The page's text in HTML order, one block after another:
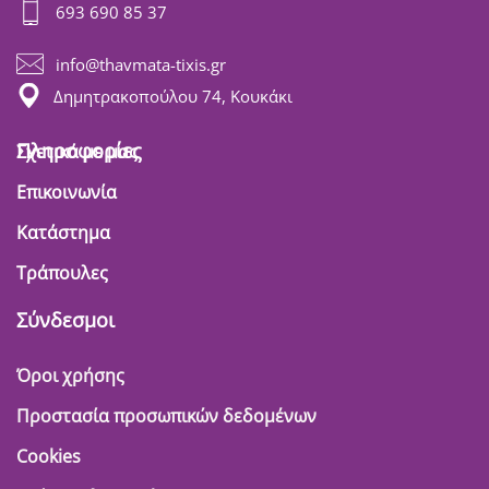
693 690 85 37
info@thavmata-tixis.gr
Δημητρακοπούλου 74, Κουκάκι
Πληροφορίες
Σχετικά με μας
Επικοινωνία
Κατάστημα
Τράπουλες
Σύνδεσμοι
Όροι χρήσης
Προστασία προσωπικών δεδομένων
Cookies